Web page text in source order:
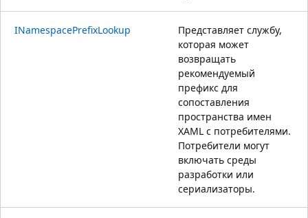
INamespacePrefixLookup
Представляет службу,
которая может
возвращать
рекомендуемый
префикс для
сопоставления
пространства имен
XAML с потребителями.
Потребители могут
включать среды
разработки или
сериализаторы.